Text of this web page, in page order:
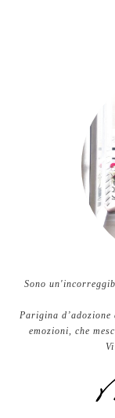
Sono
Parigina
emozioni, che